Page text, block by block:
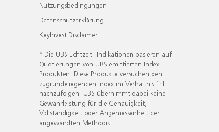
Nutzungsbedingungen
Datenschutzerklärung
KeyInvest Disclaimer
* Die UBS Echtzeit- Indikationen basieren auf
Quotierungen von UBS emittierten Index-
Produkten. Diese Produkte versuchen den
zugrundeliegenden Index im Verhältnis 1:1
nachzufolgen. UBS übernimmt dabei keine
Gewährleistung für die Genauigkeit,
Vollständigkeit oder Angemessenheit der
angewandten Methodik.